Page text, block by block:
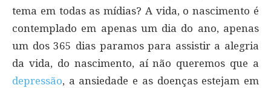
tema em todas as mídias? A vida, o nascimento é
contemplado em apenas um dia do ano, apenas
um dos 365 dias paramos para assistir a alegria
da vida, do nascimento, aí não queremos que a
depressão, a ansiedade e as doenças estejam em